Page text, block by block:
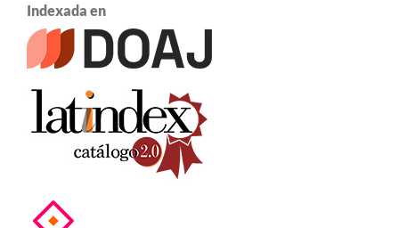
Indexada en